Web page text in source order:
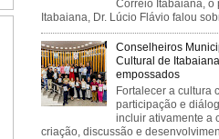
Correio Itabaiana, o
Itabaiana, Dr. Lúcio Flávio falou
Conselheiros
Cultural de
empossados
Fortalecer a cultura
participação e
incluir ativamente a
criação, discussão e